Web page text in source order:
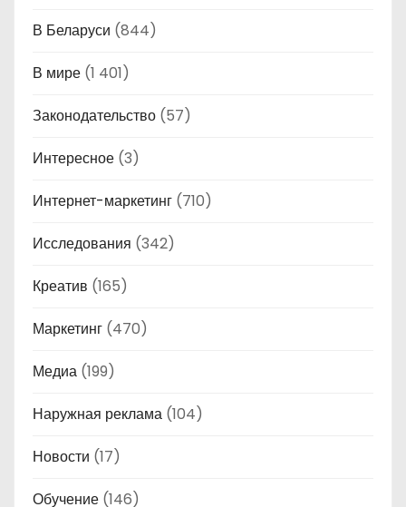
В Беларуси (844)
В мире (1 401)
Законодательство (57)
Интересное (3)
Интернет-маркетинг (710)
Исследования (342)
Креатив (165)
Маркетинг (470)
Медиа (199)
Наружная реклама (104)
Новости (17)
Обучение (146)